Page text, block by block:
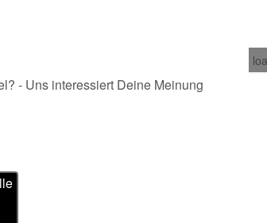
- Uns interessiert Deine Meinung